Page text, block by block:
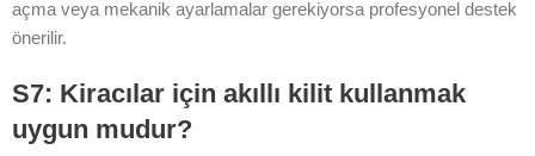
açma veya mekanik ayarlamalar gerekiyorsa profesyonel destek
önerilir.
S7: Kiracılar için akıllı kilit kullanmak
uygun mudur?